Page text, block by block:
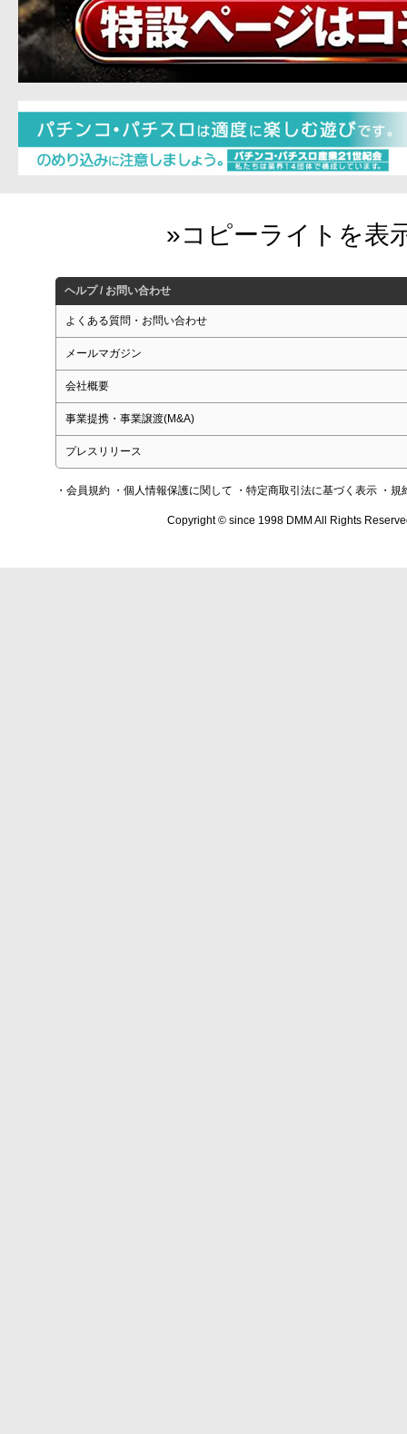
ヘルプ / お問い合わせ
よくある質問・お問い合わせ
メールマガジン
会社概要
事業提携・事業譲渡(M&A)
プレスリリース
・会員規約 ・個人情報保護に関して ・特定商取引法に基づく表示 ・規
Copyright © since 1998 DMM All Rights